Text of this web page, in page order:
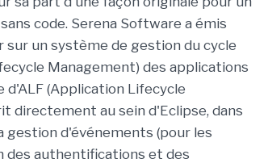
code. Serena Software a émis
sur un système de gestion du cycle
Management) des applications
d'ALF (Application Lifecycle
directement au sein d'Eclipse, dans
gestion d'événements (pour les
authentifications et des